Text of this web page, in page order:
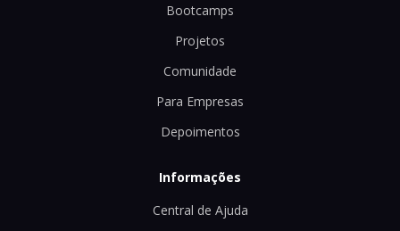
Bootcamps
Projetos
Comunidade
Para Empresas
Depoimentos
Informações
Central de Ajuda